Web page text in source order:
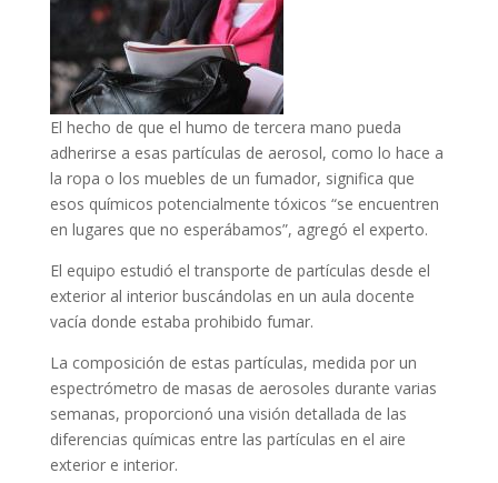
El hecho de que el humo de tercera mano pueda
adherirse a esas partículas de aerosol, como lo hace a
la ropa o los muebles de un fumador, significa que
esos químicos potencialmente tóxicos “se encuentren
en lugares que no esperábamos”, agregó el experto.
El equipo estudió el transporte de partículas desde el
exterior al interior buscándolas en un aula docente
vacía donde estaba prohibido fumar.
La composición de estas partículas, medida por un
espectrómetro de masas de aerosoles durante varias
semanas, proporcionó una visión detallada de las
diferencias químicas entre las partículas en el aire
exterior e interior.